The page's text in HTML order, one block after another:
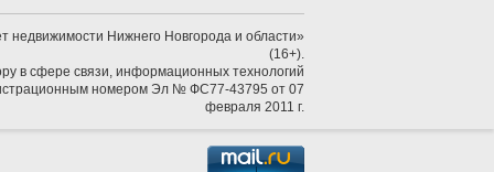
недвижимости Нижнего Новгорода и области»
(16+).
в сфере связи, информационных технологий
номером Эл № ФС77-43795 от 07
февраля 2011 г.